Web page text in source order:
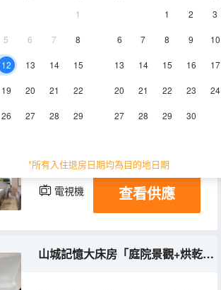
1
5 6 7 8
12 13 14 15
19 20 21 22
26 27 28 29
1
2 3
6 7 8 9 10
13 14 15 16 17
20 21 22 23 24
27 28 29 30
*所有入住退房日期均為目的地日期
38-45㎡ 空調
55-65㎡ 3-4層
電視機 查看供應
山城記憶大床房「庭院景觀+烘乾洗衣機」